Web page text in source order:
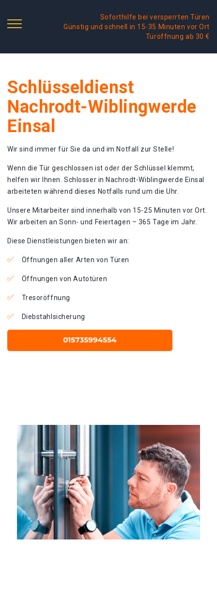
Soforthilfe bei versperrten Türen
Günstig und schnell in 15-35 Minuten vor Ort
Türöffnung ab 30 €
Schlüsseldienst
Nachrodt-Wiblingwerde
Einsal
Wir sind immer für Sie da und im Notfall zur Stelle!
Wenn die Tür geschlossen ist oder der Schlüssel klemmt,
helfen wir Ihnen. Schlosser in Nachrodt-Wiblingwerde Einsal
arbeiteten während dieses Notfalls rund um die Uhr.
Unsere Mitarbeiter sind innerhalb von 15-25 Minuten vor Ort.
Wir arbeiten an Sonn- und Feiertagen – 365 Tage im Jahr.
Diese Dienstleistungen bieten wir an:
Öffnungen aller Arten von Türen
Öffnungen von Autotüren
Tresoröffnung
Diebstahlsicherung